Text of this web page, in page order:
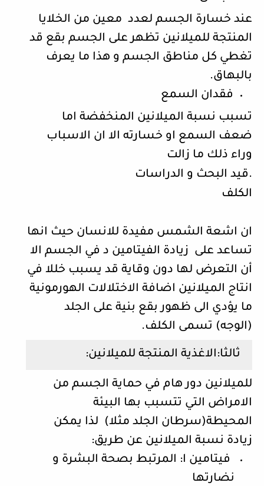
عند خسارة الجسم لعدد معين من الخلايا
المنتجة للميلانين تظهر على الجسم بقع قد
تغطي كل مناطق الجسم و هذا ما يعرف
بالبهاق.
فقدان السمع
تسبب نسبة الميلانين المنخفضة اما
ضعف السمع او خسارته الا ان الاسباب
وراء ذلك ما زالت
.قيد البحث و الدراسات
الكلف
ان اشعة الشمس مفيدة للانسان حيث انها
تساعد على زيادة الفيتامين د في الجسم الا
أن التعرض لها دون وقاية قد يسبب خللا في
انتاج الميلانين اضافة الاختلالات الهورمونية
ما يؤدي الى ظهور بقع بنية على الجلد
(الوجه) تسمى الكلف.
ثالثا:الاغذية المنتجة للميلانين:
للميلانين دور هام في حماية الجسم من
الامراض التي تتسبب بها البيئة
المحيطة(سرطان الجلد مثلا) لذا يمكن
زيادة نسبة الميلانين عن طريق:
فيتامين ا: المرتبط بصحة البشرة و
نضارتها